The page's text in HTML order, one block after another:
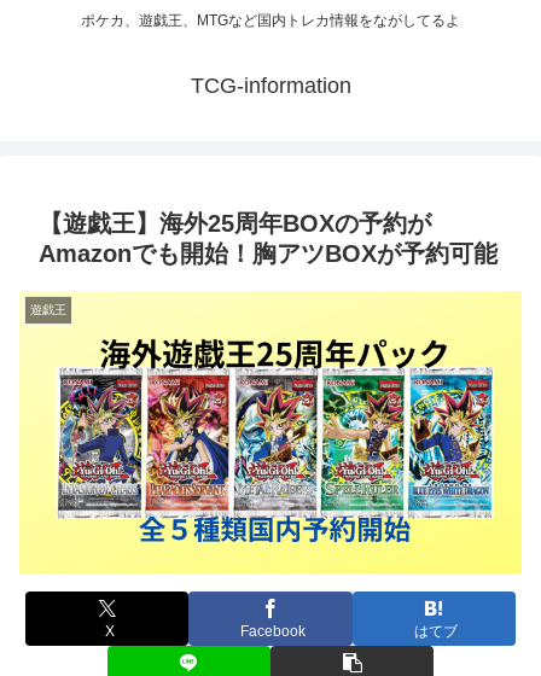
ポケカ、遊戯王、MTGなど国内トレカ情報をながしてるよ
TCG-information
【遊戯王】海外25周年BOXの予約が
Amazonでも開始！胸アツBOXが予約可能
遊戯王
X Facebook はてブ